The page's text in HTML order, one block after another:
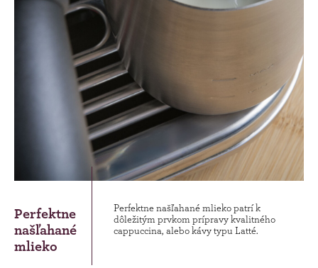
Perfektne
našľahané
mlieko
Perfektne našľahané mlieko patrí k
dôležitým prvkom prípravy kvalitného
cappuccina, alebo kávy typu Latté.